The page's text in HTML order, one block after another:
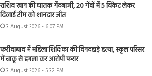
राशिद खान की घातक गेंदबाजी, 20 गेंदों में 5 विकेट लेकर
दिलाई टीम को शानदार जीत
3 August 2026 - 6:07 PM
फरीदाबाद में महिला शिक्षिका की दिनदहाड़े हत्या, स्कूल परिसर
में चाकू से हमला कर आरोपी फरार
3 August 2026 - 5:32 PM